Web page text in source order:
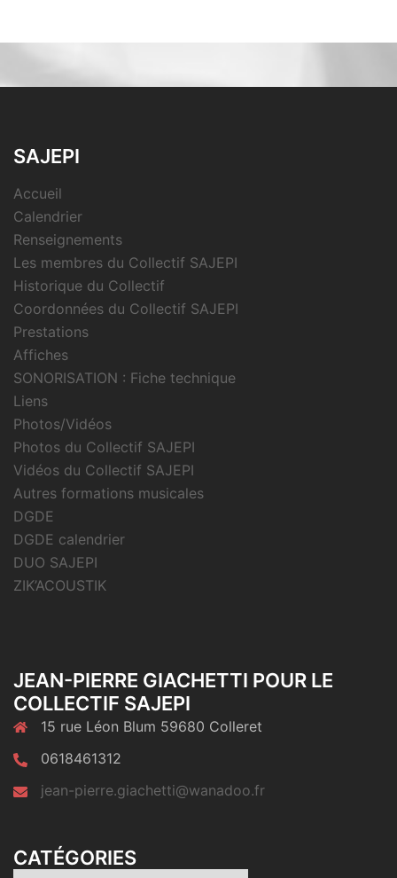
SAJEPI
Accueil
Calendrier
Renseignements
Les membres du Collectif SAJEPI
Historique du Collectif
Coordonnées du Collectif SAJEPI
Prestations
Affiches
SONORISATION : Fiche technique
Liens
Photos/Vidéos
Photos du Collectif SAJEPI
Vidéos du Collectif SAJEPI
Autres formations musicales
DGDE
DGDE calendrier
DUO SAJEPI
ZIK’ACOUSTIK
JEAN-PIERRE GIACHETTI POUR LE
COLLECTIF SAJEPI
15 rue Léon Blum 59680 Colleret
0618461312
jean-pierre.giachetti@wanadoo.fr
CATÉGORIES